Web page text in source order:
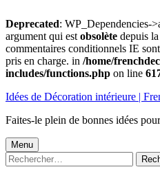
Deprecated: WP_Dependencies-
argument qui est obsolète depuis
commentaires conditionnels IE
pris en charge. in /home/
includes/functions.php on line
au
Idées de Décoration intérieure |
Faites-le plein de bonnes idées
Menu
principal
Menu
Rechercher :